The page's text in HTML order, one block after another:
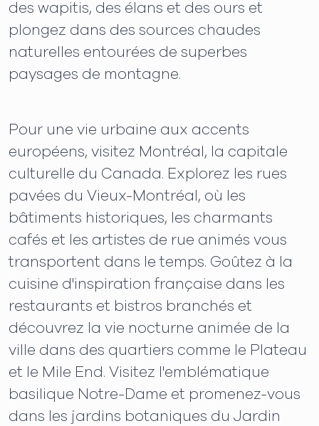
des wapitis, des élans et des ours et
plongez dans des sources chaudes
naturelles entourées de superbes
paysages de montagne.
Pour une vie urbaine aux accents
européens, visitez Montréal, la capitale
culturelle du Canada. Explorez les rues
pavées du Vieux-Montréal, où les
bâtiments historiques, les charmants
cafés et les artistes de rue animés vous
transportent dans le temps. Goûtez à la
cuisine d'inspiration française dans les
restaurants et bistros branchés et
découvrez la vie nocturne animée de la
ville dans des quartiers comme le Plateau
et le Mile End. Visitez l'emblématique
basilique Notre-Dame et promenez-vous
dans les jardins botaniques du Jardin